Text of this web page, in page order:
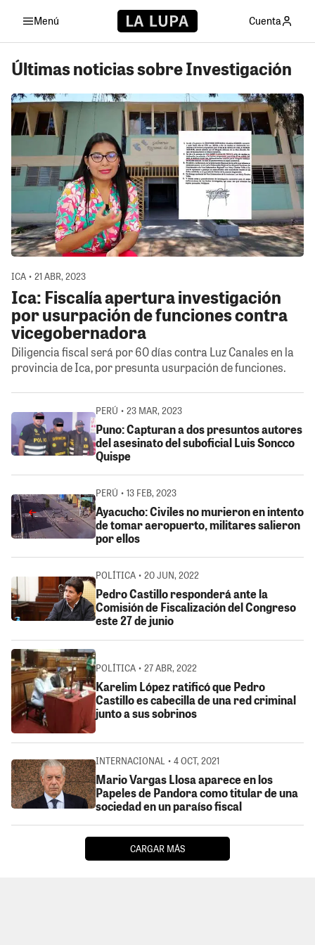
Menú Cuenta
Últimas noticias sobre Investigación
ICA • 21 ABR, 2023
Ica: Fiscalía apertura investigación
por usurpación de funciones contra
vicegobernadora
Diligencia fiscal será por 60 días contra Luz Canales en la
provincia de Ica, por presunta usurpación de funciones.
PERÚ • 23 MAR, 2023
Puno: Capturan a dos presuntos autores
del asesinato del suboficial Luis Soncco
Quispe
PERÚ • 13 FEB, 2023
Ayacucho: Civiles no murieron en intento
de tomar aeropuerto, militares salieron
por ellos
POLÍTICA • 20 JUN, 2022
Pedro Castillo responderá ante la
Comisión de Fiscalización del Congreso
este 27 de junio
POLÍTICA • 27 ABR, 2022
Karelim López ratificó que Pedro
Castillo es cabecilla de una red criminal
junto a sus sobrinos
INTERNACIONAL • 4 OCT, 2021
Mario Vargas Llosa aparece en los
Papeles de Pandora como titular de una
sociedad en un paraíso fiscal
CARGAR MÁS